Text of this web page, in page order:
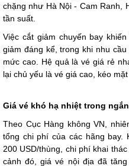
chặng như Hà Nội - Cam Ranh,
tần suất.
Việc cắt giảm chuyến bay
giảm đáng kể, trong khi nhu
mức cao. Hệ quả là vé giá rẻ
lại chủ yếu là vé giá cao, kéo
Giá vé khó hạ nhiệt trong
Theo Cục Hàng không VN,
tổng chi phí của các hãng bay.
200 USD/thùng, chi phí khai
cảnh đó, giá vé nội địa đã